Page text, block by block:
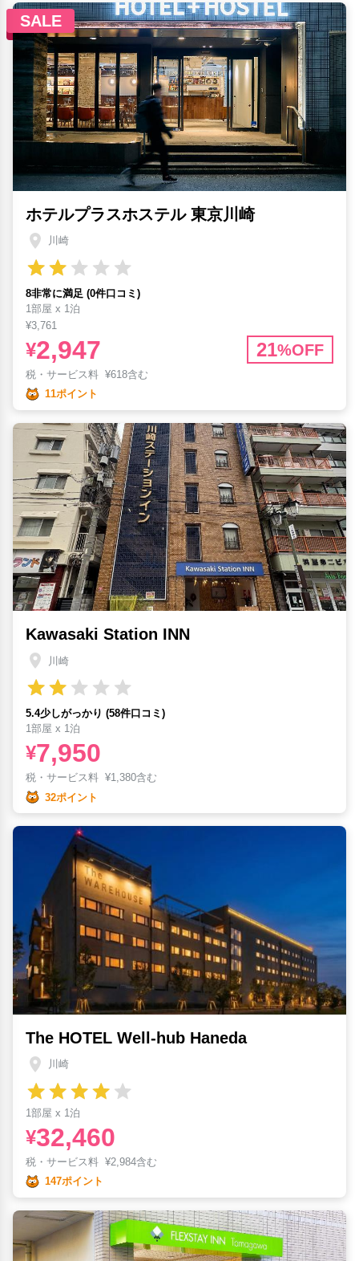
SALE
ホテルプラスホステル 東京川崎
川崎
8非常に満足 (0件口コミ)
1部屋 x 1泊
¥3,761
¥2,947 21%OFF
税・サービス料 ¥618含む
11ポイント
Kawasaki Station INN
川崎
5.4少しがっかり (58件口コミ)
1部屋 x 1泊
¥7,950
税・サービス料 ¥1,380含む
32ポイント
The HOTEL Well-hub Haneda
川崎
1部屋 x 1泊
¥32,460
税・サービス料 ¥2,984含む
147ポイント